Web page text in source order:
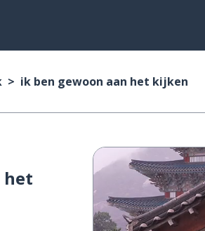
ik ben gewoon aan het kijken
het